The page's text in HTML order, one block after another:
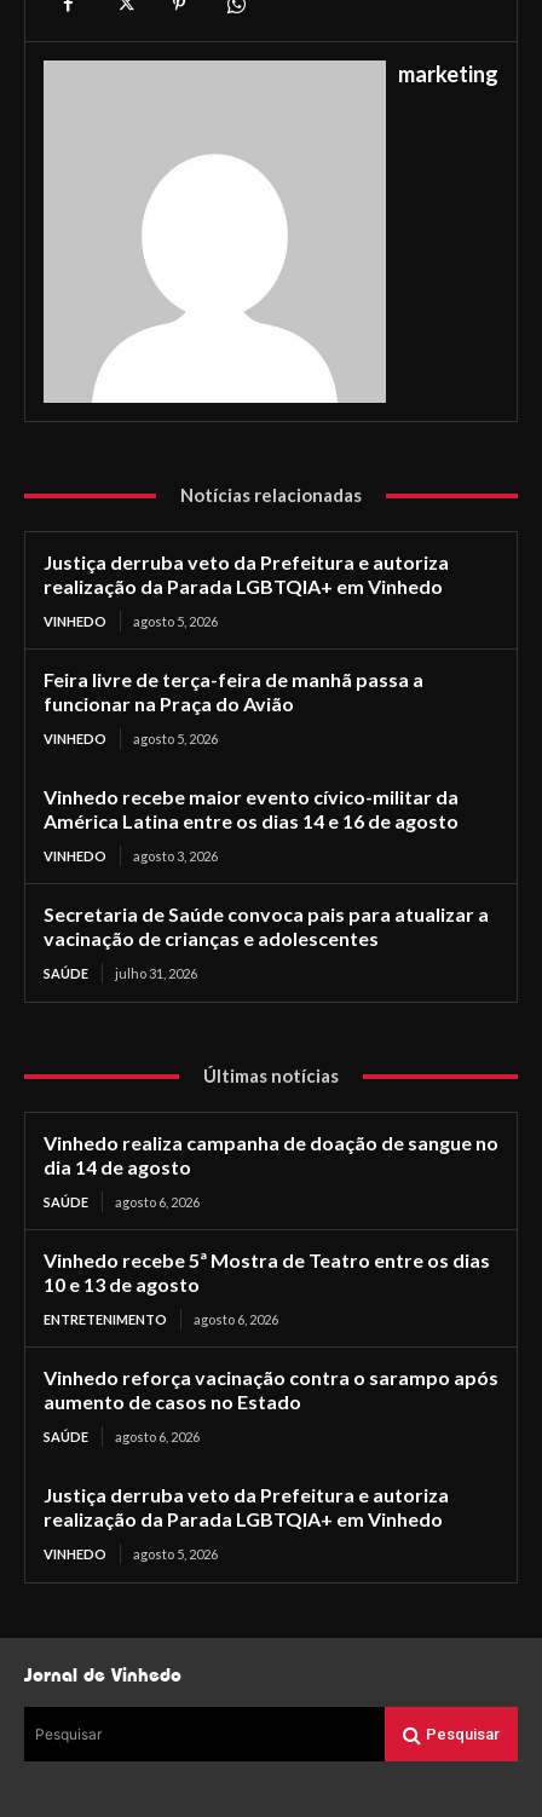
marketing
Notícias relacionadas
Justiça derruba veto da Prefeitura e autoriza
realização da Parada LGBTQIA+ em Vinhedo
VINHEDO agosto 5, 2026
Feira livre de terça-feira de manhã passa a
funcionar na Praça do Avião
VINHEDO agosto 5, 2026
Vinhedo recebe maior evento cívico-militar da
América Latina entre os dias 14 e 16 de agosto
VINHEDO agosto 3, 2026
Secretaria de Saúde convoca pais para atualizar a
vacinação de crianças e adolescentes
SAÚDE julho 31, 2026
Últimas notícias
Vinhedo realiza campanha de doação de sangue no
dia 14 de agosto
SAÚDE agosto 6, 2026
Vinhedo recebe 5ª Mostra de Teatro entre os dias
10 e 13 de agosto
ENTRETENIMENTO agosto 6, 2026
Vinhedo reforça vacinação contra o sarampo após
aumento de casos no Estado
SAÚDE agosto 6, 2026
Justiça derruba veto da Prefeitura e autoriza
realização da Parada LGBTQIA+ em Vinhedo
VINHEDO agosto 5, 2026
Jornal de Vinhedo
Pesquisar Pesquisar